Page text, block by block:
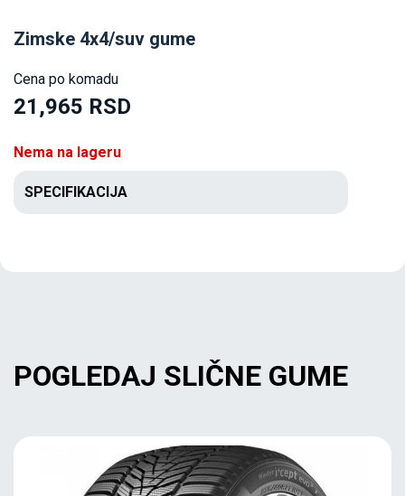
Zimske 4x4/suv gume
Cena po komadu
21,965 RSD
Nema na lageru
SPECIFIKACIJA
POGLEDAJ SLIČNE GUME